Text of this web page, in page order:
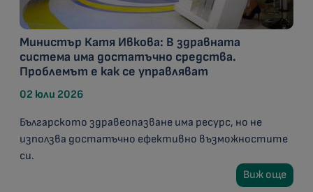
Министър Катя Ивкова: В здравната
система има достатъчно средства.
Проблемът е как се управляват
02 юли 2026
Българското здравеопазване има ресурс, но не
използва достатъчно ефективно възможностите
си.
Виж още